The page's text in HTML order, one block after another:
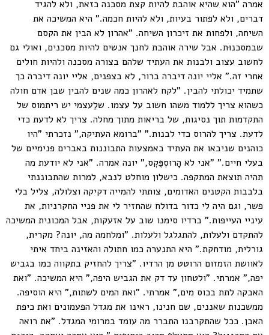
אמרה "הוא שהיא אוהבת להיות קצת מסכנה כזאת, ולא להגיד
דברים, ולא לפתור בעיות, ולא להיות חכמה." היא המשיכה את
השיחה, ולפחות את זיכרון השיחה. "אהרון לא הבין את הקסם
שבמסכנוּת. אבל שירה אוהבת לחנך אנשים להיות מסכנים, ואולי גם
לחשוב עצוב ולבנות את העתיד שלהם בצורה מסכנה ולהיות חולים
אחרי זה." אליי יונה דיברה ברור, לא בצפנים, אליי יונה דיברה כך
שתמיד יכולתי להבין. "לקח לאהרון כמה שנים להבין שבן אדם חולה
כשהוא צריך ללמוד משהו חשוב על עצמו. שלַעצמי יש ריתמוס של
התקדמות תוך נסיגות, של בריאות מתוך מחלה. צריך לא לדעת כדי
לדעת. צריך להרוס כדי לבנות." "ברומא העתיקה," נזכרתי "היו
כוהנים שניבאו את העתיד באמצעות התבוננות באברים פנימיים של
בעלי חיים." "אני לא הָרוּסְפֶּקְס," יונה אמרה. "אני לא יודעת מה
תהיה תוצאת המתקפה. כישלון מוחלט לנבא, למרות שהתבוננתי
בלבבות הקטנים האדומים, צותתי להמייה דקיקה וצלולה, צליל בלי
פשר, וגם היה לי כדור בדולח שהחזיר לי את פניי החקרניות, את
עיניי העייפות." ברדיו סימנו שוב על אזעקות, אבל המכונית המשיכה
להתקדם ולעלות, להתגלגל ולעלות. "ומלחמה מה, יונה? מקרית,
גורלית, מודחקת." היא התנערה כמו חתולה והאזינה ביחד איתי
לאוושת הזמזום הרוטט מן הרדיו. "צריך להחזיק בתקווה כמו בגביש
יפה," אמרתי. "ולטחון עד דק את הגביש היפה," היא המשיכה. "ואת
האבקה לתת בכוס מים," אמרתי. "ואת המים לשתות," היא הוסיפה.
ממשכנות שאננים, שם חנינו, ראינו את מגדל הפעמונים ואת כיפת
האבן. ככל שהתקרבנו התברר מה עומד במרומי המגדל. "את רואה